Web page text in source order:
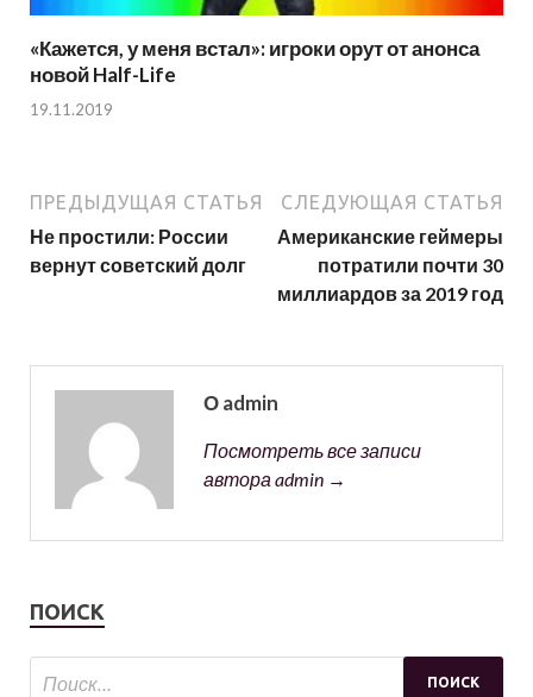
«Кажется, у меня встал»: игроки орут от анонса
новой Half-Life
19.11.2019
ПРЕДЫДУЩАЯ СТАТЬЯ
Не простили: России
вернут советский долг
СЛЕДУЮЩАЯ СТАТЬЯ
Американские геймеры
потратили почти 30
миллиардов за 2019 год
О admin
Посмотреть все записи
автора admin →
ПОИСК